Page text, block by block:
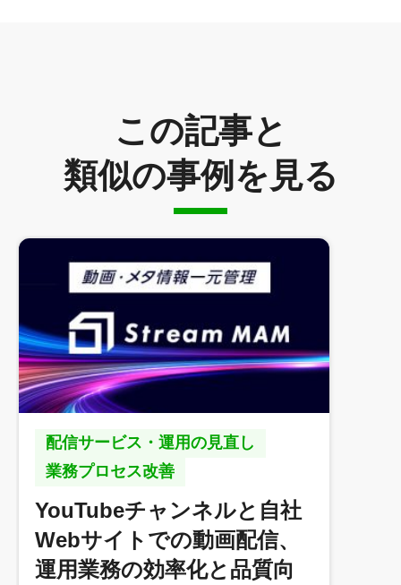
この記事と
類似の事例を見る
配信サービス・運用の見直し
業務プロセス改善
YouTubeチャンネルと自社
Webサイトでの動画配信、
運用業務の効率化と品質向